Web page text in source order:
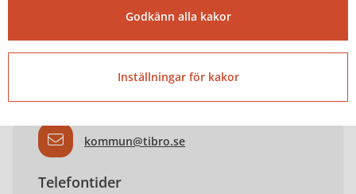
Tibro kommun
kommun@tibro.se
Telefontider
Godkänn alla kakor
Inställningar för kakor